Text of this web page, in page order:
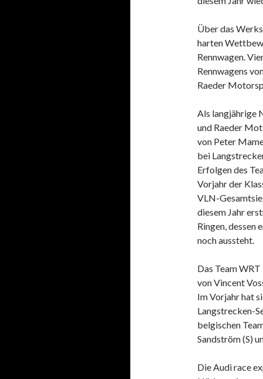
Über das
harten
Rennwagen.
Rennwagens
Raeder
Als langjährige
und Raeder
von Peter
bei
Erfolgen des
Vorjahr der
VLN-
diesem Jahr
Ringen, dessen
noch aussteht.
Das Team
von Vincent
Im Vorjahr hat
Langstrecken-
belgischen
Sandström (S)
Die Audi race